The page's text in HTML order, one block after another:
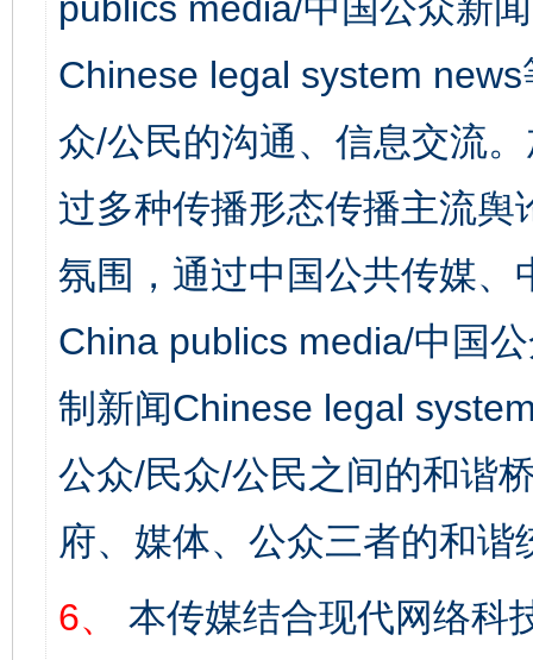
Chinese legal system
众/公民的沟通、信息交流
过多种传播形态传播主流
氛围，通过中国公共传媒
China publics media/中国
制新闻Chinese legal
公众/民众/公民之间的和谐
府、媒体、公众三者的和谐
6、
本传媒结合现代网络科